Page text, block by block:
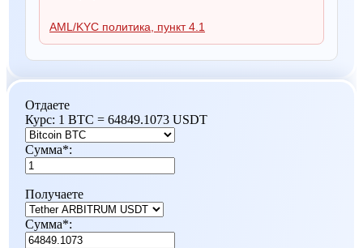
AML/KYC политика, пункт 4.1
Отдаете
Курс: 1 BTC = 64849.1073 USDT
Сумма*:
Получаете
Сумма*: